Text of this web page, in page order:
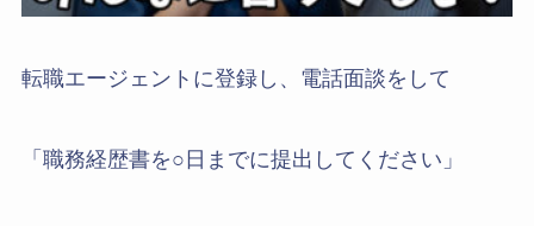
転職エージェントに登録し、電話面談をして
「職務経歴書を○日までに提出してください」